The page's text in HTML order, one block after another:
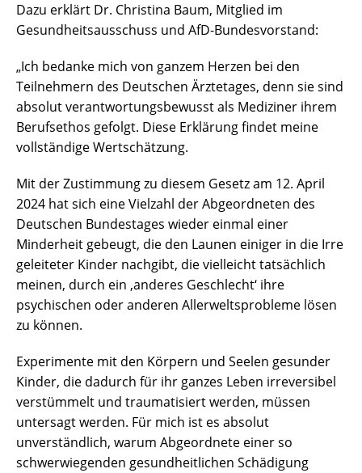
Dazu erklärt Dr. Christina Baum, Mitglied im
Gesundheitsausschuss und AfD-Bundesvorstand:
„Ich bedanke mich von ganzem Herzen bei den
Teilnehmern des Deutschen Ärztetages, denn sie sind
absolut verantwortungsbewusst als Mediziner ihrem
Berufsethos gefolgt. Diese Erklärung findet meine
vollständige Wertschätzung.
Mit der Zustimmung zu diesem Gesetz am 12. April
2024 hat sich eine Vielzahl der Abgeordneten des
Deutschen Bundestages wieder einmal einer
Minderheit gebeugt, die den Launen einiger in die Irre
geleiteter Kinder nachgibt, die vielleicht tatsächlich
meinen, durch ein ‚anderes Geschlecht‘ ihre
psychischen oder anderen Allerweltsprobleme lösen
zu können.
Experimente mit den Körpern und Seelen gesunder
Kinder, die dadurch für ihr ganzes Leben irreversibel
verstümmelt und traumatisiert werden, müssen
untersagt werden. Für mich ist es absolut
unverständlich, warum Abgeordnete einer so
schwerwiegenden gesundheitlichen Schädigung